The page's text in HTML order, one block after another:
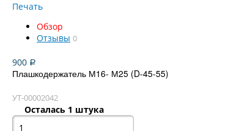
Печать
Обзор
Отзывы 0
900 Р
Плашкодержатель М16- М25 (D-45-55)
УТ-00002042
Осталась 1 штука